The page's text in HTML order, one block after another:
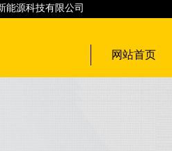
源科技有限公司
网站首页